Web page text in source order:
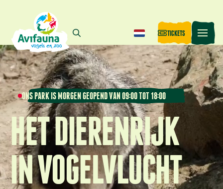
TICKETS
ONS PARK IS MORGEN GEOPEND VAN 09:00 TOT 18:00
HET DIERENRIJK
IN VOGELVLUCHT